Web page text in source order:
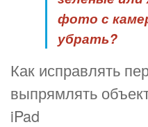
фото с
убрать?
Как исправлять
выпрямлять
iPad